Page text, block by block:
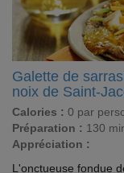
Galette de
noix de Saint-
Calories : 0 par
Préparation : 130
Appréciation :
L'onctueuse fondue